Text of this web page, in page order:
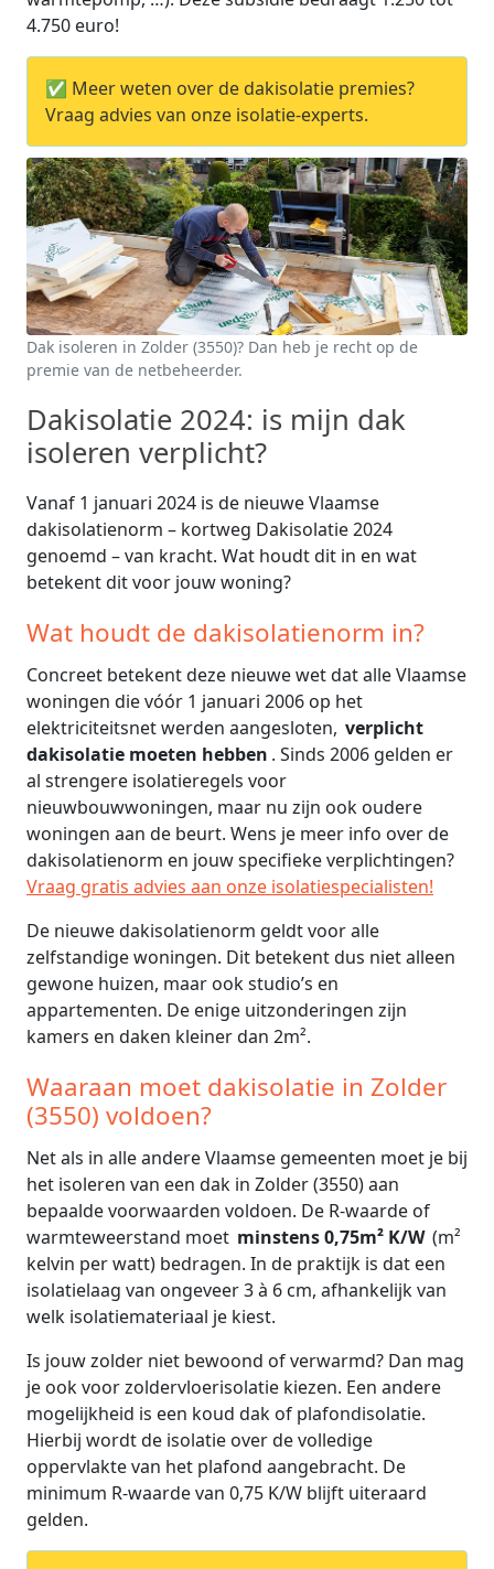
4.750 euro!
✅ Meer weten over de dakisolatie premies?
Vraag advies van onze isolatie-experts.
Dak isoleren in Zolder (3550)? Dan heb je recht op de
premie van de netbeheerder.
Dakisolatie 2024: is mijn dak
isoleren verplicht?
Vanaf 1 januari 2024 is de nieuwe Vlaamse
dakisolatienorm – kortweg Dakisolatie 2024
genoemd – van kracht. Wat houdt dit in en wat
betekent dit voor jouw woning?
Wat houdt de dakisolatienorm in?
Concreet betekent deze nieuwe wet dat alle Vlaamse
woningen die vóór 1 januari 2006 op het
elektriciteitsnet werden aangesloten, verplicht
dakisolatie moeten hebben . Sinds 2006 gelden er
al strengere isolatieregels voor
nieuwbouwwoningen, maar nu zijn ook oudere
woningen aan de beurt. Wens je meer info over de
dakisolatienorm en jouw specifieke verplichtingen?
Vraag gratis advies aan onze isolatiespecialisten!
De nieuwe dakisolatienorm geldt voor alle
zelfstandige woningen. Dit betekent dus niet alleen
gewone huizen, maar ook studio’s en
appartementen. De enige uitzonderingen zijn
kamers en daken kleiner dan 2m².
Waaraan moet dakisolatie in Zolder
(3550) voldoen?
Net als in alle andere Vlaamse gemeenten moet je bij
het isoleren van een dak in Zolder (3550) aan
bepaalde voorwaarden voldoen. De R-waarde of
warmteweerstand moet minstens 0,75m² K/W (m²
kelvin per watt) bedragen. In de praktijk is dat een
isolatielaag van ongeveer 3 à 6 cm, afhankelijk van
welk isolatiemateriaal je kiest.
Is jouw zolder niet bewoond of verwarmd? Dan mag
je ook voor zoldervloerisolatie kiezen. Een andere
mogelijkheid is een koud dak of plafondisolatie.
Hierbij wordt de isolatie over de volledige
oppervlakte van het plafond aangebracht. De
minimum R-waarde van 0,75 K/W blijft uiteraard
gelden.